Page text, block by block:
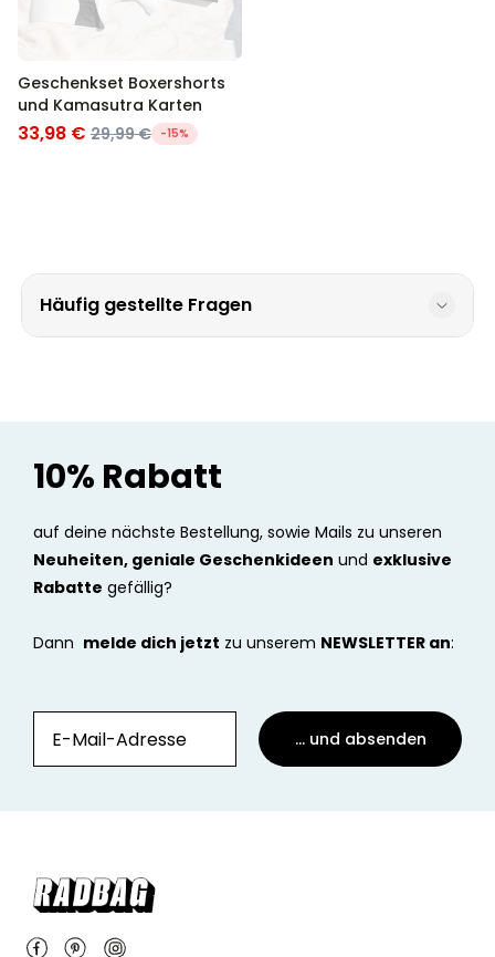
Geschenkset Boxershorts
und Kamasutra Karten
33,98 € 29,99 € -15%
Häufig gestellte Fragen
10% Rabatt
auf deine nächste Bestellung, sowie Mails zu unseren
Neuheiten, geniale Geschenkideen und exklusive
Rabatte gefällig?
Dann melde dich jetzt zu unserem NEWSLETTER an:
... und absenden